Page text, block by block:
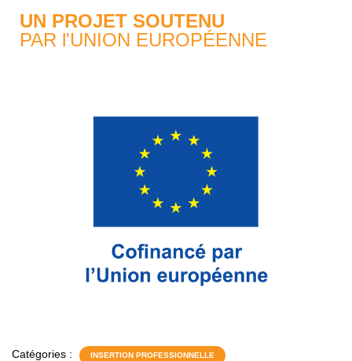
UN PROJET SOUTENU
PAR l'UNION EUROPÉENNE
Catégories : INSERTION PROFESSIONNELLE